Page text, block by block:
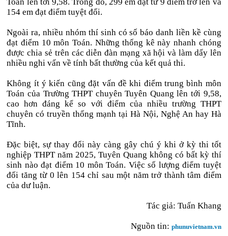
154 em đạt điểm tuyệt đối.
Ngoài ra, nhiều nhóm thí sinh có số báo danh liền kề cùng
đạt điểm 10 môn Toán. Những thống kê này nhanh chóng
được chia sẻ trên các diễn đàn mạng xã hội và làm dấy lên
nhiều nghi vấn về tính bất thường của kết quả thi.
Không ít ý kiến cũng đặt vấn đề khi điểm trung bình môn
Toán của Trường THPT chuyên Tuyên Quang lên tới 9,58,
cao hơn đáng kể so với điểm của nhiều trường THPT
chuyên có truyền thống mạnh tại Hà Nội, Nghệ An hay Hà
Tĩnh.
Đặc biệt, sự thay đổi này càng gây chú ý khi ở kỳ thi tốt
nghiệp THPT năm 2025, Tuyên Quang không có bất kỳ thí
sinh nào đạt điểm 10 môn Toán. Việc số lượng điểm tuyệt
đối tăng từ 0 lên 154 chỉ sau một năm trở thành tâm điểm
của dư luận.
Tác giả: Tuấn Khang
Nguồn tin: phunuvietnam.vn